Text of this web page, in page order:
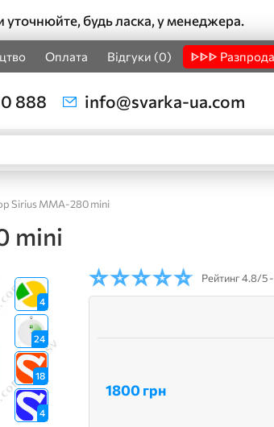
уточнюйте, будь ласка, у менеджера.
Оплата Відгуки (0) ᐈᐈᐈ
888 info@svarka-ua.com
Sirius MMA-280 mini
mini
4
24
18
4
Рейтинг4.8/5 -
1800 грн